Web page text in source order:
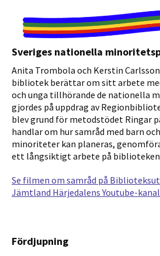
Sveriges nationella
Anita Trombola och Kerstin
bibliotek berättar om sitt arbete
och unga tillhörande de nationella
gjordes på uppdrag av
blev grund för metodstödet Ringar
handlar om hur samråd med barn
minoriteter kan planeras,
ett långsiktigt arbete på
Se filmen om samråd på
Jämtland Härjedalens Youtube-
Fördjupning